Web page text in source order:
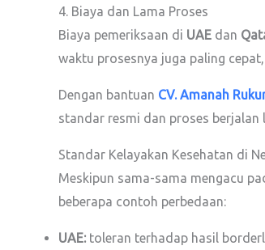
4. Biaya dan Lama Proses
Biaya pemeriksaan di UAE dan
waktu prosesnya juga paling
Dengan bantuan CV. Amanah
standar resmi dan proses berjalan
Standar Kelayakan Kesehatan di
Meskipun sama-sama mengacu
beberapa contoh perbedaan:
UAE: toleran terhadap hasil